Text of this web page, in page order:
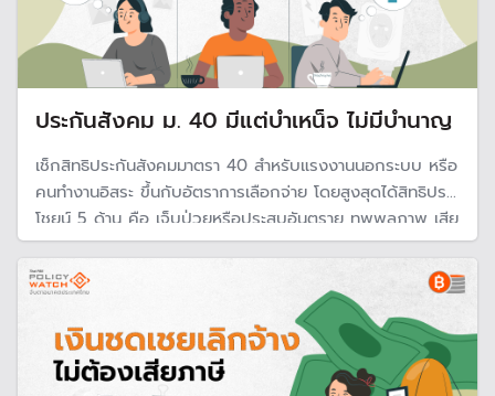
ประกันสังคม ม. 40 มีแต่บำเหน็จ ไม่มีบำนาญ
เช็กสิทธิประกันสังคมมาตรา 40 สำหรับแรงงานนอกระบบ หรือ
คนทำงานอิสระ ขึ้นกับอัตราการเลือกจ่าย โดยสูงสุดได้สิทธิประ
โชยน์ 5 ด้าน คือ เจ็บป่วยหรือประสบอันตราย ทุพพลภาพ เสีย
ชีวิต ชราภาพ และสงเคราะห์บุตร แต่เมื่อชราภาพอายุครบ 60
ปี ไม่มีแบบบำนาญ ได้รับเป็นบำเหน็จก้อนเดียว